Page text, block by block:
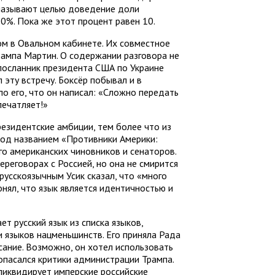
целью доведение доли
Пока же этот процент равен 10.
в Овальном кабинете. Их совместное
Мартин. О содержании разговора не
президента США по Украине
встречу. Боксёр побывал и в
его, что он написал: «Сложно передать
амбиции, тем более что из
названием «Противники Америки:
американских чиновников и сенаторов.
с Россией, но она не смирится
Усик сказал, что «много
что язык является идентичностью и
русский язык из списка языков,
нацменьшинств. Его приняла Рада
Возможно, он хотел использовать
критики администрации Трампа.
имперские российские